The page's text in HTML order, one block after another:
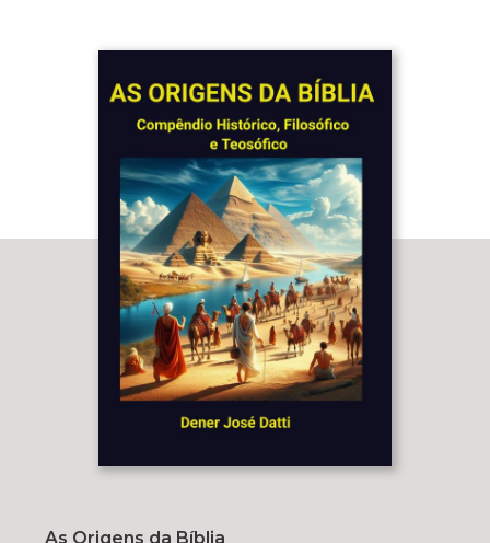
As Origens da Bíblia